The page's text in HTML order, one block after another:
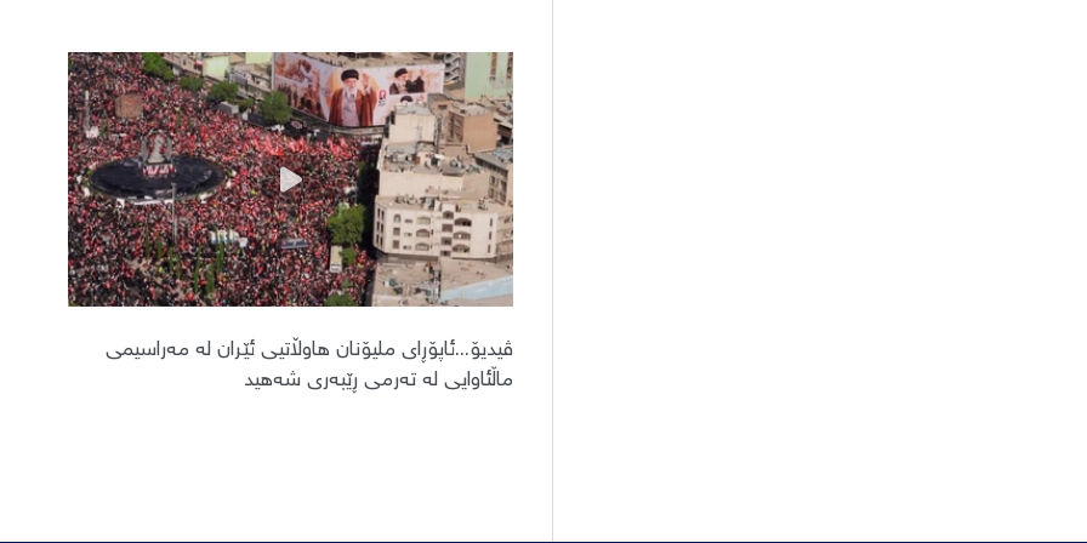
ڤیدیۆ...ئاپۆڕای ملیۆنان هاوڵاتیی ئێران لە مەراسیمی
ماڵئاوایی لە تەرمی ڕێبەری شەهید